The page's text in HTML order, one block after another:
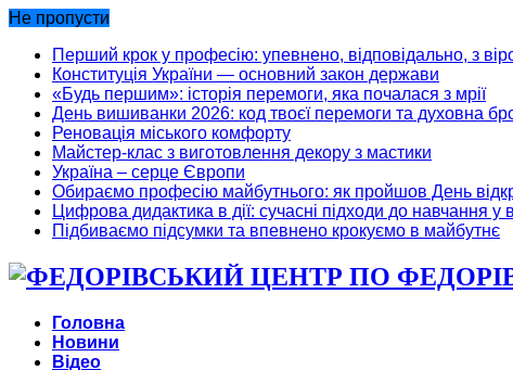
Не пропусти
Перший крок у професію: упевнено, відповідально, з
Конституція України — основний закон держави
«Будь першим»: історія перемоги, яка почалася з мрії
День вишиванки 2026: код твоєї перемоги та духовна
Реновація міського комфорту
Майстер-клас з виготовлення декору з мастики
Україна – серце Європи
Обираємо професію майбутнього: як пройшов День
Цифрова дидактика в дії: сучасні підходи до навчання у
Підбиваємо підсумки та впевнено крокуємо в майбутнє
Головна
Новини
Відео